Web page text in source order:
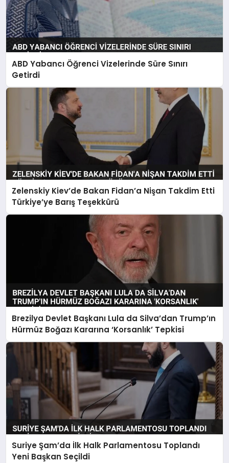
ABD Yabancı Öğrenci Vizelerinde Süre Sınırı
Getirdi
Zelenskiy Kiev’de Bakan Fidan’a Nişan Takdim Etti
Türkiye’ye Barış Teşekkürü
Brezilya Devlet Başkanı Lula da Silva’dan Trump’ın
Hürmüz Boğazı Kararına ‘Korsanlık’ Tepkisi
Suriye Şam’da İlk Halk Parlamentosu Toplandı
Yeni Başkan Seçildi